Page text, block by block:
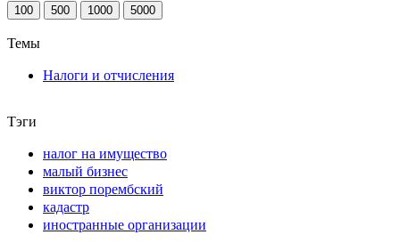
100 500 1000 5000
Темы
Налоги и отчисления
Тэги
налог на имущество
малый бизнес
виктор порембский
кадастр
иностранные организации